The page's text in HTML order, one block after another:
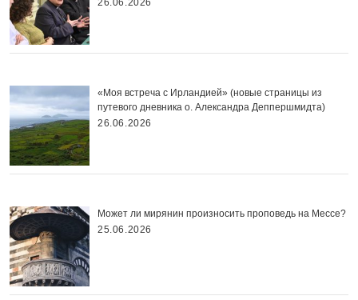
«Моя встреча с Ирландией» (новые страницы из
путевого дневника о. Александра Деппершмидта)
26.06.2026
Может ли мирянин произносить проповедь на Мессе?
25.06.2026